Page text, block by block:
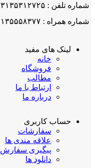
شماره تلفن : ۰۳۱۳۵۳۱۲۷۲۵
شماره همراه : ۰۹۱۳۵۵۵۸۳۷۷
لینک های مفید
خانه
فروشگاه
مطالب
ارتباط با ما
درباره ما
حساب کاربری
سفارشات
علاقه مندی ها
پیگیری سفارش
دانلود ها